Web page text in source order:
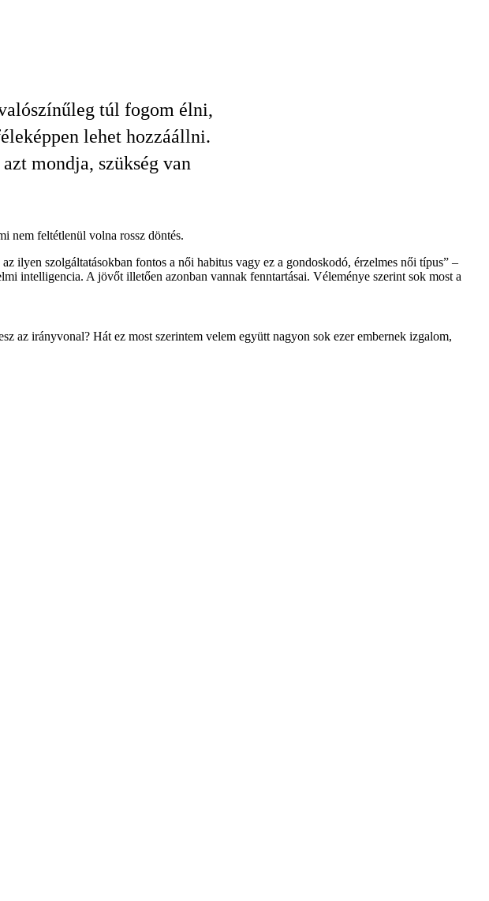
túl fogom élni,
lehet hozzáállni.
mondja, szükség van
nem feltétlenül volna rossz döntés.
ilyen szolgáltatásokban fontos a női habitus vagy ez a gondoskodó, érzelmes női típus” –
intelligencia. A jövőt illetően azonban vannak fenntartásai. Véleménye szerint sok most a
az irányvonal? Hát ez most szerintem velem együtt nagyon sok ezer embernek izgalom,